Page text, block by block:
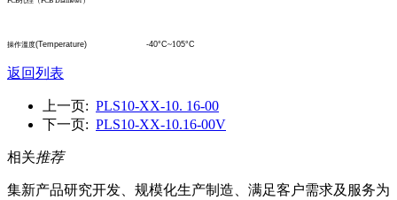
操作溫度(Temperature) -40°C~105°C
返回列表
上一页: PLS10-XX-10. 16-00
下一页: PLS10-XX-10.16-00V
相关推荐
集新产品研究开发、规模化生产制造、满足客户需求及服务为